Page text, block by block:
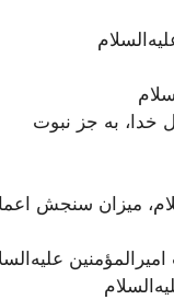
خدا، به جز نبوت
میزان سنجش